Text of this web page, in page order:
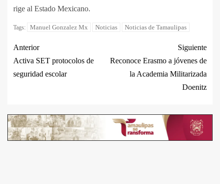
rige al Estado Mexicano.
Tags: Manuel Gonzalez Mx Noticias Noticias de Tamaulipas
Anterior
Activa SET protocolos de
seguridad escolar
Siguiente
Reconoce Erasmo a jóvenes de
la Academia Militarizada
Doenitz